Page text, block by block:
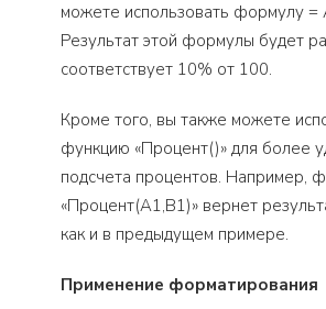
можете использовать формулу =
Результат этой формулы будет
соответствует 10% от 100.
Кроме того, вы также можете
функцию «Процент()» для более
подсчета процентов. Например,
«Процент(A1,B1)» вернет
как и в предыдущем примере.
Применение форматирования